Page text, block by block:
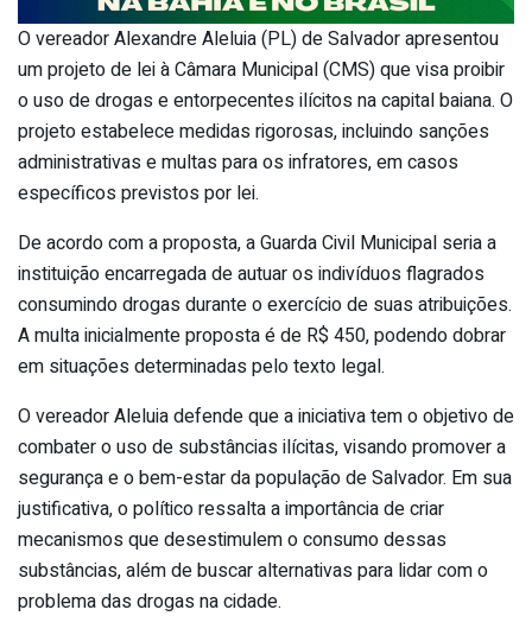
O vereador Alexandre Aleluia (PL) de Salvador apresentou
um projeto de lei à Câmara Municipal (CMS) que visa proibir
o uso de drogas e entorpecentes ilícitos na capital baiana. O
projeto estabelece medidas rigorosas, incluindo sanções
administrativas e multas para os infratores, em casos
específicos previstos por lei.
De acordo com a proposta, a Guarda Civil Municipal seria a
instituição encarregada de autuar os indivíduos flagrados
consumindo drogas durante o exercício de suas atribuições.
A multa inicialmente proposta é de R$ 450, podendo dobrar
em situações determinadas pelo texto legal.
O vereador Aleluia defende que a iniciativa tem o objetivo de
combater o uso de substâncias ilícitas, visando promover a
segurança e o bem-estar da população de Salvador. Em sua
justificativa, o político ressalta a importância de criar
mecanismos que desestimulem o consumo dessas
substâncias, além de buscar alternativas para lidar com o
problema das drogas na cidade.